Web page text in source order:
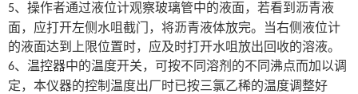
建筑节能类试验仪器
塑料管材检测试验机
5、操作者通过液位计观察玻璃管中的液面，若看到沥青液
面，应打开左侧水咀截门，将沥青液体放完。当右侧液位计
的液面达到上限位置时，应及时打开水咀放出回收的溶液。
6、温控器中的温度开关，可按不同溶剂的不同沸点而加以调
定，本仪器的控制温度出厂时已按三氯乙稀的温度调整好